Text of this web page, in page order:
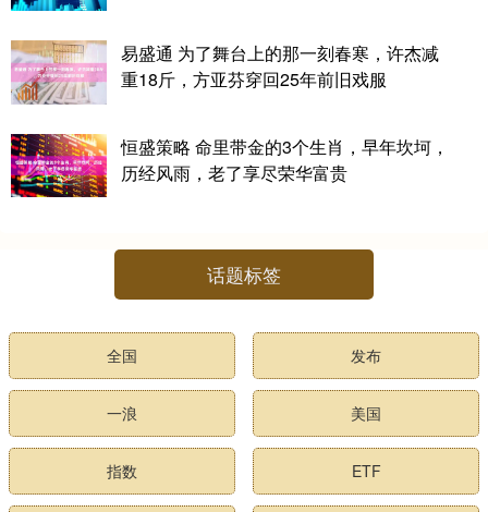
易盛通 为了舞台上的那一刻春寒，许杰减
重18斤，方亚芬穿回25年前旧戏服
恒盛策略 命里带金的3个生肖，早年坎坷，
历经风雨，老了享尽荣华富贵
话题标签
全国 发布
一浪 美国
指数 ETF